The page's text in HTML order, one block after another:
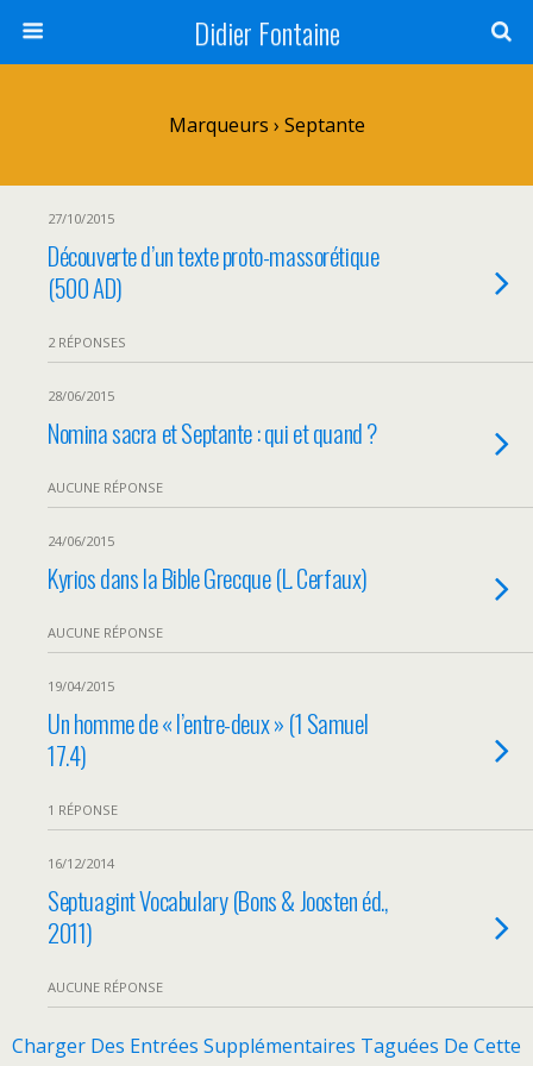
Didier Fontaine
Marqueurs › Septante
27/10/2015
Découverte d’un texte proto-massorétique
(500 AD)
2 RÉPONSES
28/06/2015
Nomina sacra et Septante : qui et quand ?
AUCUNE RÉPONSE
24/06/2015
Kyrios dans la Bible Grecque (L. Cerfaux)
AUCUNE RÉPONSE
19/04/2015
Un homme de « l’entre-deux » (1 Samuel
17.4)
1 RÉPONSE
16/12/2014
Septuagint Vocabulary (Bons & Joosten éd.,
2011)
AUCUNE RÉPONSE
Charger Des Entrées Supplémentaires Taguées De Cette